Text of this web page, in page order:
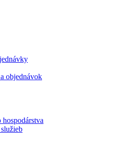
objednávok